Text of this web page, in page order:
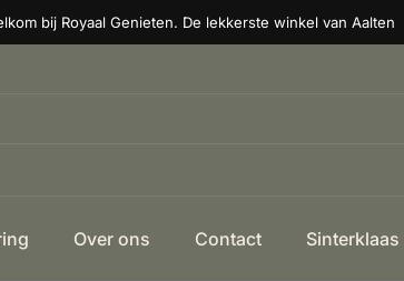
bij Royaal Genieten. De lekkerste winkel van Aalten
Over ons Contact Sinterklaas